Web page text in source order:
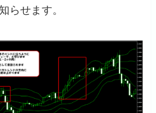
らせます。